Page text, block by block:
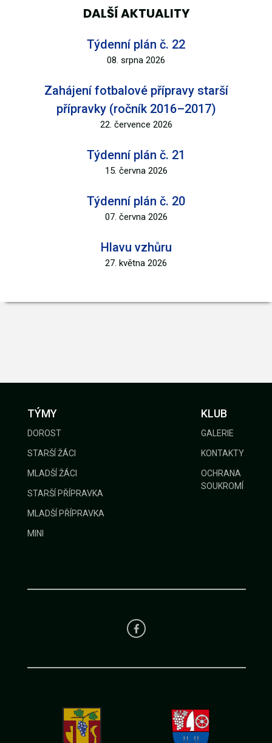
DALŠÍ AKTUALITY
Týdenní plán č. 22
08. srpna 2026
Zahájení fotbalové přípravy starší
přípravky (ročník 2016–2017)
22. července 2026
Týdenní plán č. 21
15. června 2026
Týdenní plán č. 20
07. června 2026
Hlavu vzhůru
27. května 2026
TÝMY
DOROST
STARŠÍ ŽÁCI
MLADŠÍ ŽÁCI
STARŠÍ PŘÍPRAVKA
MLADŠÍ PŘÍPRAVKA
MINI
KLUB
GALERIE
KONTAKTY
OCHRANA
SOUKROMÍ